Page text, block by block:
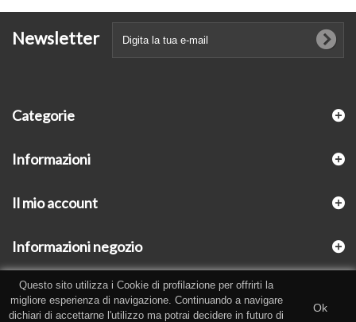
Newsletter
Categorie
Informazioni
Il mio account
Informazioni negozio
Questo sito utilizza i Cookie di profilazione per offrirti la
migliore esperienza di navigazione. Continuando a navigare
dichiari di accettarne l'utilizzo ma potrai decidere in futuro di
Ok